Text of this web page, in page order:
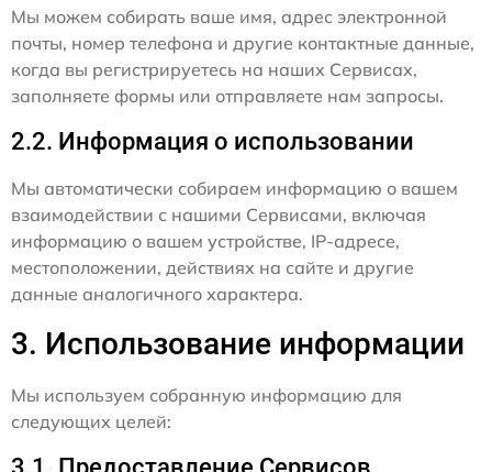
Мы можем собирать ваше имя, адрес электронной
почты, номер телефона и другие контактные данные,
когда вы регистрируетесь на наших Сервисах,
заполняете формы или отправляете нам запросы.
2.2. Информация о использовании
Мы автоматически собираем информацию о вашем
взаимодействии с нашими Сервисами, включая
информацию о вашем устройстве, IP-адресе,
местоположении, действиях на сайте и другие
данные аналогичного характера.
3. Использование информации
Мы используем собранную информацию для
следующих целей: